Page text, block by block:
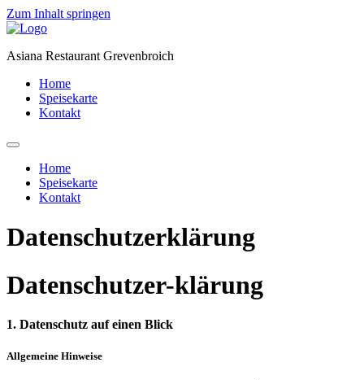
Zum Inhalt springen
Asiana Restaurant Grevenbroich
Home
Speisekarte
Kontakt
Home
Speisekarte
Kontakt
Datenschutzerklärung
Datenschutzer-klärung
1. Datenschutz auf einen Blick
Allgemeine Hinweise